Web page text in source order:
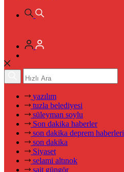
yazılım
tuzla belediyesi
süleyman soylu
Son dakika haberler
son dakika deprem haberleri
son dakika
Siyaset
selami altınok
sait güngör